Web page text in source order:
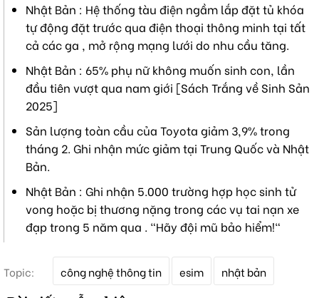
Nhật Bản : Hệ thống tàu điện ngầm lắp đặt tủ khóa
tự động đặt trước qua điện thoại thông minh tại tất
cả các ga , mở rộng mạng lưới do nhu cầu tăng.
Nhật Bản : 65% phụ nữ không muốn sinh con, lần
đầu tiên vượt qua nam giới [Sách Trắng về Sinh Sản
2025]
Sản lượng toàn cầu của Toyota giảm 3,9% trong
tháng 2. Ghi nhận mức giảm tại Trung Quốc và Nhật
Bản.
Nhật Bản : Ghi nhận 5.000 trường hợp học sinh tử
vong hoặc bị thương nặng trong các vụ tai nạn xe
đạp trong 5 năm qua . "Hãy đội mũ bảo hiểm!"
Topic: công nghệ thông tin esim nhật bản